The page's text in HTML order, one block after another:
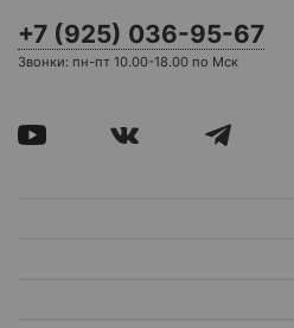
+7 (925) 036-95-67
Звонки: пн-пт 10.00-18.00 по Мск